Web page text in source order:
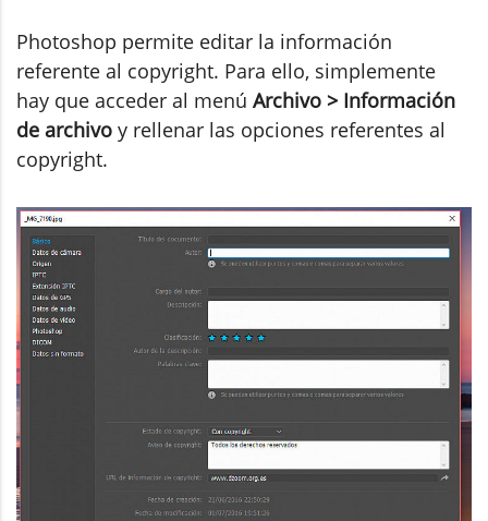
Photoshop permite editar la información
referente al copyright. Para ello, simplemente
hay que acceder al menú Archivo > Información
de archivo y rellenar las opciones referentes al
copyright.